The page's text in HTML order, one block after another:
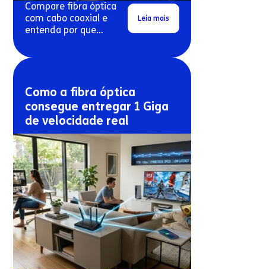
Compare fibra óptica
com cabo coaxial e
entenda por que
costumam travar mais.
Leia mais
Como a fibra óptica
consegue entregar 1 Giga
de velocidade real